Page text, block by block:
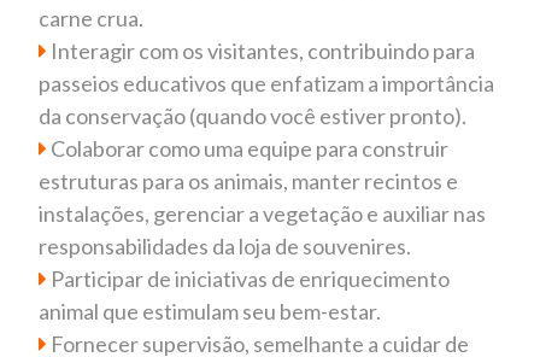
carne crua.
Interagir com os visitantes, contribuindo para
passeios educativos que enfatizam a importância
da conservação (quando você estiver pronto).
Colaborar como uma equipe para construir
estruturas para os animais, manter recintos e
instalações, gerenciar a vegetação e auxiliar nas
responsabilidades da loja de souvenires.
Participar de iniciativas de enriquecimento
animal que estimulam seu bem-estar.
Fornecer supervisão, semelhante a cuidar de